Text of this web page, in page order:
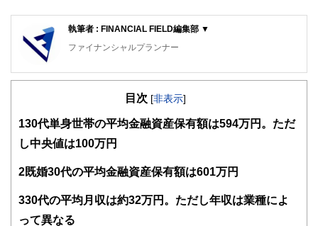
執筆者 : FINANCIAL FIELD編集部 ▼
ファイナンシャルプランナー
FinancialField編集部は、金融、経済に関する記事を、日々
知識がない方でも理解できるようわかりやすく発信していま
得者を中心に「お金や暮らし」に関する書籍・雑誌の編集経
関わることで、読者目線のコンテンツを追求しています。
FinancialFieldの特徴は、ファイナンシャルプランナー、弁
護士、税理士、宅地建物取引士、相続診断士、住宅ローンア
ドバイザー、DCプランナー、公認会計士、社会保険労務
目次 [非表示]
130代単身世帯の平均金融資産保有額は594万円。ただ
し中央値は100万円
2 既婚30代の平均金融資産保有額は601万円
330代の平均月収は約32万円。ただし年収は業種によ
って異なる